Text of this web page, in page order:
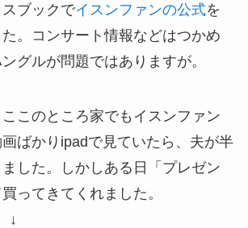
ブックでイスンファンの公式を
。コンサート情報などはつかめ
グルが問題ではありますが。
このところ家でもイスンファン
ばかりipadで見ていたら、夫が半
した。しかしある日「プレゼン
ってきてくれました。
↓